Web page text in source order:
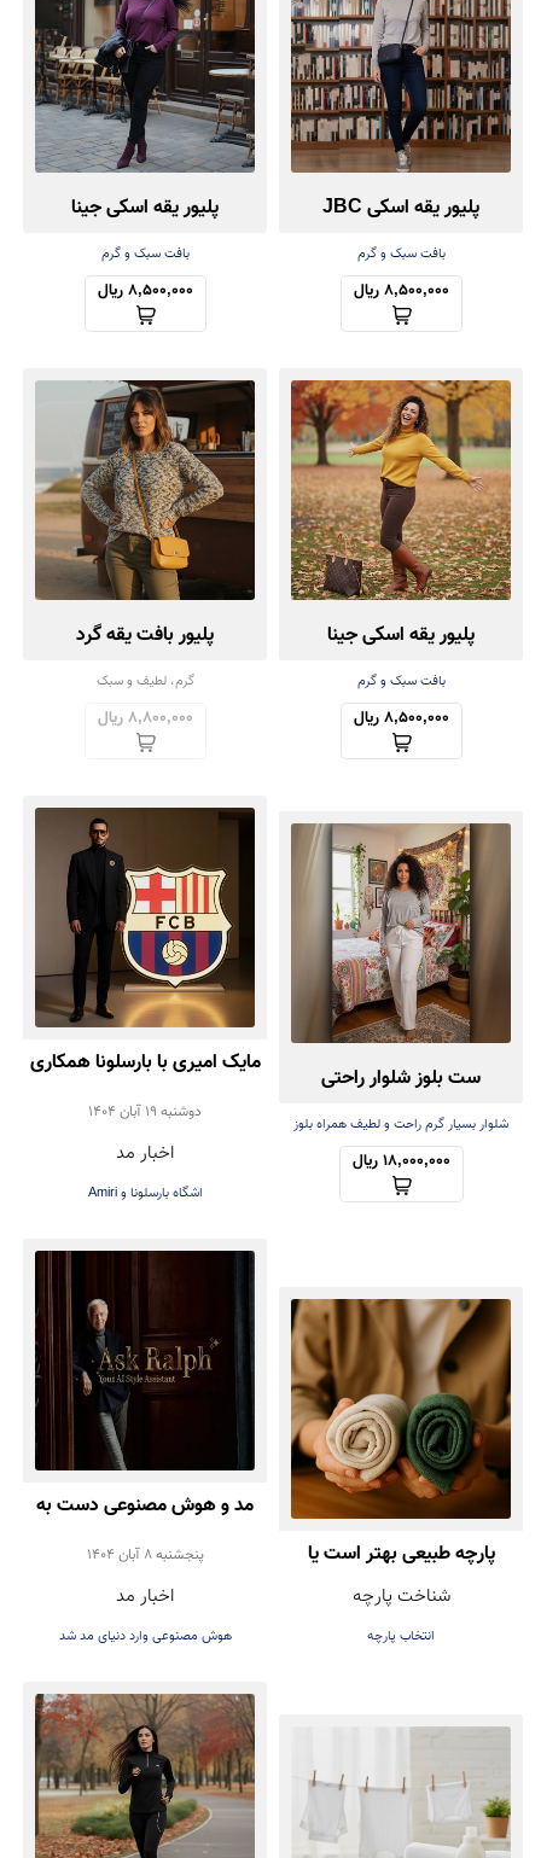
پلیور یقه اسکی JBC
بافت سبک و گرم
8,500,000 ریال
پلیور یقه اسکی جینا
بافت سبک و گرم
8,500,000 ریال
پلیور یقه اسکی جینا
بافت سبک و گرم
8,500,000 ریال
پلیور بافت یقه گرد
گرم، لطیف و سبک
8,800,000 ریال
ست بلوز شلوار راحتی
شلوار بسیار گرم راحت و لطیف همراه بلوز
سبک
18,000,000 ریال
مایک امیری با بارسلونا همکاری
باشگاه فوتبال بارسلونا در
طراحی لباس‌های رسمی
دوشنبه 19 آبان 1404
اخبار مد
اشگاه بارسلونا و Amiri
پارچه طبیعی بهتر است یا
مصنوعی؟ راهنمای انتخاب
درست هنگام خرید لباس
شناخت پارچه
انتخاب پارچه
مد و هوش مصنوعی دست به
دست هم دادند!
پنجشنبه 8 آبان 1404
اخبار مد
هوش مصنوعی وارد دنیای مد شد